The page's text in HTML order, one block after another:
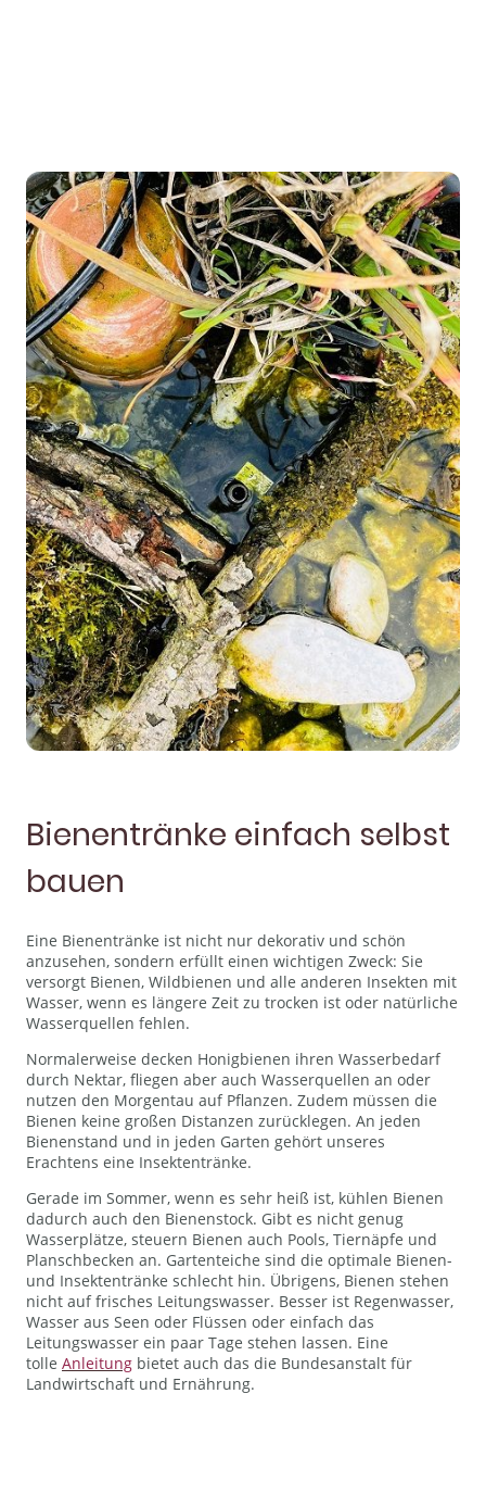
Bienentränke einfach selbst
bauen
Eine Bienentränke ist nicht nur dekorativ und schön
anzusehen, sondern erfüllt einen wichtigen Zweck: Sie
versorgt Bienen, Wildbienen und alle anderen Insekten mit
Wasser, wenn es längere Zeit zu trocken ist oder natürliche
Wasserquellen fehlen.
Normalerweise decken Honigbienen ihren Wasserbedarf
durch Nektar, fliegen aber auch Wasserquellen an oder
nutzen den Morgentau auf Pflanzen. Zudem müssen die
Bienen keine großen Distanzen zurücklegen. An jeden
Bienenstand und in jeden Garten gehört unseres
Erachtens eine Insektentränke.
Gerade im Sommer, wenn es sehr heiß ist, kühlen Bienen
dadurch auch den Bienenstock. Gibt es nicht genug
Wasserplätze, steuern Bienen auch Pools, Tiernäpfe und
Planschbecken an. Gartenteiche sind die optimale Bienen-
und Insektentränke schlecht hin. Übrigens, Bienen stehen
nicht auf frisches Leitungswasser. Besser ist Regenwasser,
Wasser aus Seen oder Flüssen oder einfach das
Leitungswasser ein paar Tage stehen lassen. Eine
tolle Anleitung bietet auch das die Bundesanstalt für
Landwirtschaft und Ernährung.